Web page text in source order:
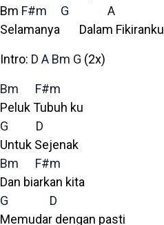
Bm F#m G
A
Selamanya Dalam Fikiranku
Intro: D A Bm G (2x)
Bm
F#m
Peluk Tubuh ku
G
D
Untuk Sejenak
Bm
F#m
Dan biarkan kita
G
D
Memudar dengan pasti